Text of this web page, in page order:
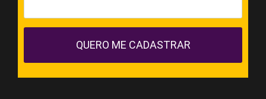
QUERO ME CADASTRAR